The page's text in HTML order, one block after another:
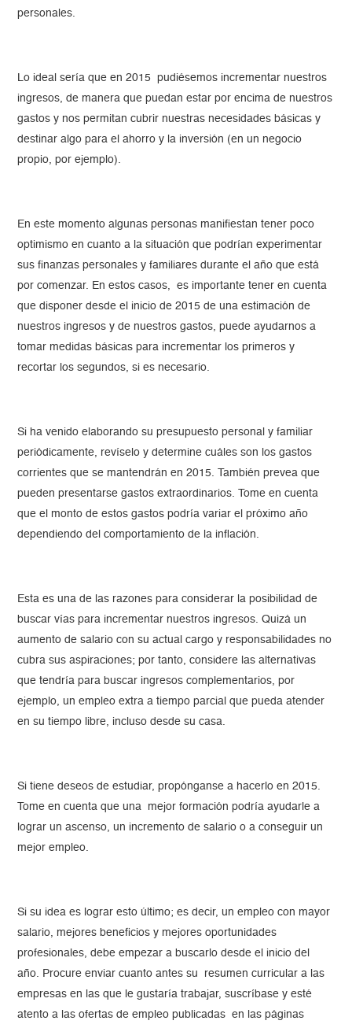
personales.
Lo ideal sería que en 2015 pudiésemos incrementar nuestros
ingresos, de manera que puedan estar por encima de nuestros
gastos y nos permitan cubrir nuestras necesidades básicas y
destinar algo para el ahorro y la inversión (en un negocio
propio, por ejemplo).
En este momento algunas personas manifiestan tener poco
optimismo en cuanto a la situación que podrían experimentar
sus finanzas personales y familiares durante el año que está
por comenzar. En estos casos, es importante tener en cuenta
que disponer desde el inicio de 2015 de una estimación de
nuestros ingresos y de nuestros gastos, puede ayudarnos a
tomar medidas básicas para incrementar los primeros y
recortar los segundos, si es necesario.
Si ha venido elaborando su presupuesto personal y familiar
periódicamente, revíselo y determine cuáles son los gastos
corrientes que se mantendrán en 2015. También prevea que
pueden presentarse gastos extraordinarios. Tome en cuenta
que el monto de estos gastos podría variar el próximo año
dependiendo del comportamiento de la inflación.
Esta es una de las razones para considerar la posibilidad de
buscar vías para incrementar nuestros ingresos. Quizá un
aumento de salario con su actual cargo y responsabilidades no
cubra sus aspiraciones; por tanto, considere las alternativas
que tendría para buscar ingresos complementarios, por
ejemplo, un empleo extra a tiempo parcial que pueda atender
en su tiempo libre, incluso desde su casa.
Si tiene deseos de estudiar, propónganse a hacerlo en 2015.
Tome en cuenta que una mejor formación podría ayudarle a
lograr un ascenso, un incremento de salario o a conseguir un
mejor empleo.
Si su idea es lograr esto último; es decir, un empleo con mayor
salario, mejores beneficios y mejores oportunidades
profesionales, debe empezar a buscarlo desde el inicio del
año. Procure enviar cuanto antes su resumen curricular a las
empresas en las que le gustaría trabajar, suscríbase y esté
atento a las ofertas de empleo publicadas en las páginas